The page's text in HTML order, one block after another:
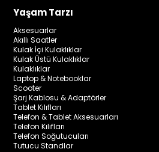
Yaşam Tarzı
Aksesuarlar
Akıllı Saatler
Kulak İçi Kulaklıklar
Kulak Üstü Kulaklıklar
Kulaklıklar
Laptop & Notebooklar
Scooter
Şarj Kablosu & Adaptörler
Tablet Kılıfları
Telefon & Tablet Aksesuarları
Telefon Kılıfları
Telefon Soğutucuları
Tutucu Standlar